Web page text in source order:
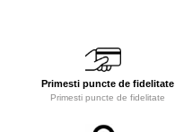
Primesti puncte de fidelitate
Primesti puncte de fidelitate